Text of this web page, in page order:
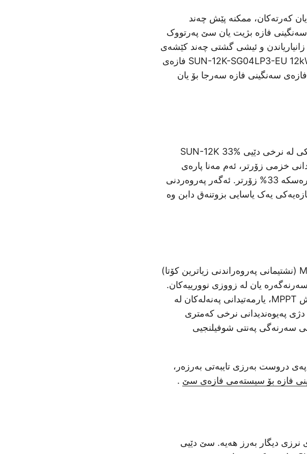
کەرتەکان، ممکنە پێش چەند
سەنگینی فازە بژیت یان سێ پەرتووک
و ئیشی گشتی چەند کێشەی
دیاریی بکەریش. لەو بەرنامەیەدا، هەواوینەی فازەی دێیی SUN-12K-SG04LP3-EU 12kW فازەی
سێ گونجاندن بە سێ دێیی SUN-6k-SG05LP1-EU 6kW فازەی سەنگینی فازە سەرجا بۆ یان
پەیوەندیدانی یەکەم نکتە نرخیە. سێ دێیی SUN-6k پەرەسکی لە نرخی دێیی SUN-12K 33%
خزمی زۆرتر، ئەم مەنا پارەی
زۆرترە و فەرهدەی لە نرخی نرخی دیاریکردن بە شێوەی پەرەسکە 33% زۆرتر. ئەگەر پەروەردنی
یەک یاسایی بزوتنەق دابن وە
لە فەرمی گونجاندنی سەنگین، دێیی SUN-12K دوجار MPPT (نشتیمانی پەروەراندنی زیاترین کۆتا)
یان لە زووزی نوورییەکان.
لەبەرەوە، بەکارهێنانی سێ دێیی SUN-6k پەرەسکەی شەش MPPT، یارمەتیدانی پەنەلەکان لە
پەیوەندیدانی نرخی کەمتری
سەرنەگی پەنتی شوفیلنجیی
پەی دروست بەرزی تایبەتی بەرزەر،
فازە بۆ سیستەمی فازەی سێ .
دیگار بەرز ھەیە. سێ دێیی